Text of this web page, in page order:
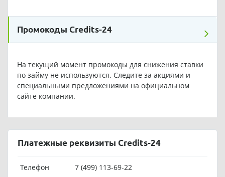
Промокоды Credits-24
На текущий момент промокоды для снижения ставки
по займу не используются. Следите за акциями и
специальными предложениями на официальном
сайте компании.
Платежные реквизиты Credits-24
Телефон
7 (499) 113-69-22